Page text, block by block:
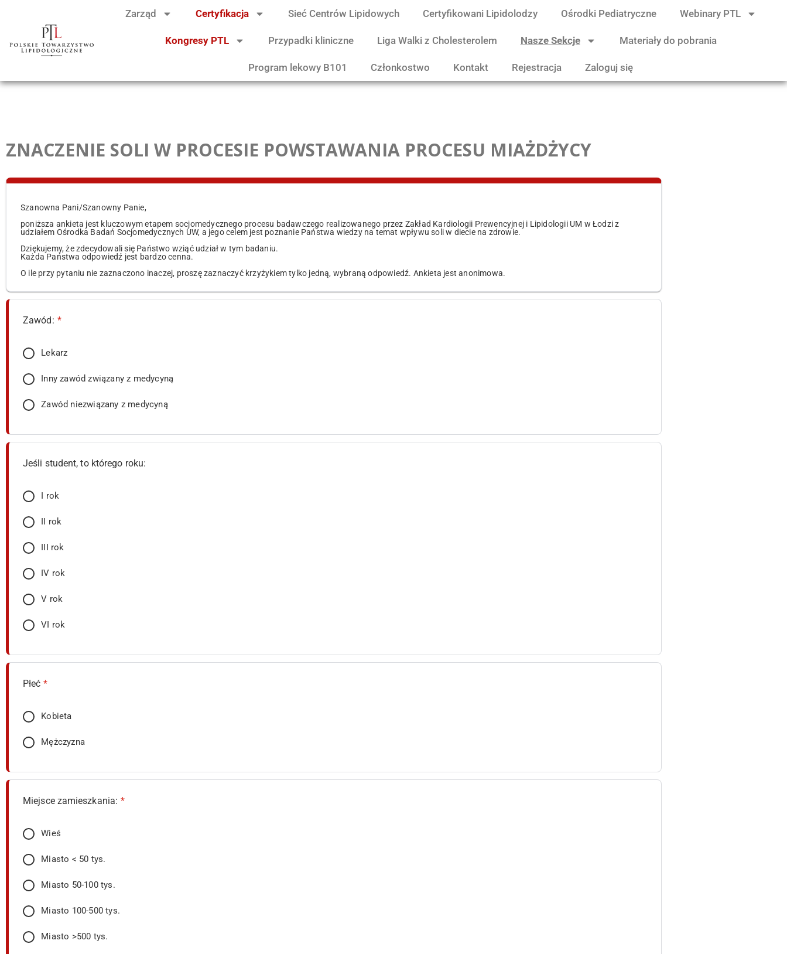
Zarząd Certyfikacja Sieć Centrów Lipidowych Certyfikowani Lipidolodzy Ośrodki Pediatryczne Webinary PTL
Kongresy PTL Przypadki kliniczne Liga Walki z Cholesterolem Nasze Sekcje Materiały do pobrania
Program lekowy B101 Członkostwo Kontakt Rejestracja Zaloguj się
ZNACZENIE SOLI W PROCESIE POWSTAWANIA PROCESU MIAŻDŻYCY
Szanowna Pani/Szanowny Panie,
poniższa ankieta jest kluczowym etapem socjomedycznego procesu badawczego realizowanego przez Zakład Kardiologii Prewencyjnej i Lipidologii UM w Łodzi z
udziałem Ośrodka Badań Socjomedycznych UW, a jego celem jest poznanie Państwa wiedzy na temat wpływu soli w diecie na zdrowie.
Dziękujemy, że zdecydowali się Państwo wziąć udział w tym badaniu.
Każda Państwa odpowiedź jest bardzo cenna.
O ile przy pytaniu nie zaznaczono inaczej, proszę zaznaczyć krzyżykiem tylko jedną, wybraną odpowiedź. Ankieta jest anonimowa.
Zawód: *
Lekarz
Inny zawód związany z medycyną
Zawód niezwiązany z medycyną
Jeśli student, to którego roku:
I rok
II rok
III rok
IV rok
V rok
VI rok
Płeć *
Kobieta
Mężczyzna
Miejsce zamieszkania: *
Wieś
Miasto < 50 tys.
Miasto 50-100 tys.
Miasto 100-500 tys.
Miasto >500 tys.